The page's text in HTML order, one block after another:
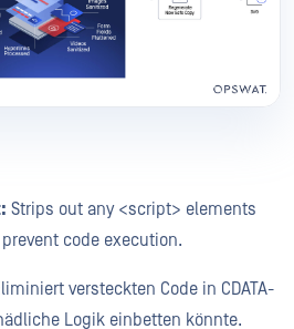
Strips out any <script> elements
code execution.
versteckten Code in CDATA-
Logik einbetten könnte.